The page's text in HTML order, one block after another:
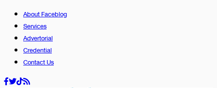
About Faceblog
Services
Advertorial
Credential
Contact Us